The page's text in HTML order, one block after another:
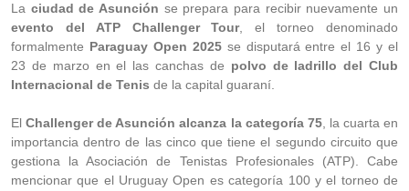
La ciudad de Asunción se prepara para recibir nuevamente un
evento del ATP Challenger Tour, el torneo denominado
formalmente Paraguay Open 2025se disputará entre el 16 y el
23 de marzo en el las canchas de polvo de ladrillo del Club
Internacional de Tenis de la capital guaraní.
ElChallenger de Asunción alcanza la categoría 75, la cuarta en
importancia dentro de las cinco que tiene el segundo circuito que
gestiona la Asociación de Tenistas Profesionales (ATP). Cabe
mencionar que el Uruguay Open es categoría 100 y el torneo de